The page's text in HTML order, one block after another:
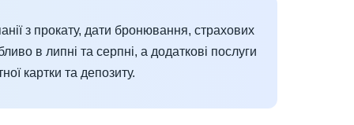
з прокату, дати бронювання, страхових
в липні та серпні, а додаткові послуги
картки та депозиту.